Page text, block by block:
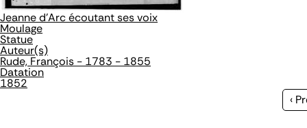
Jeanne d'Arc écoutant ses voix
Moulage
Statue
Auteur(s)
Rude, François - 1783 - 1855
Datation
1852
‹